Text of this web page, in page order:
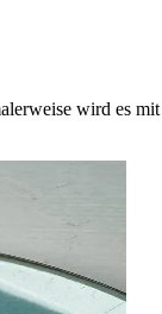
wird es